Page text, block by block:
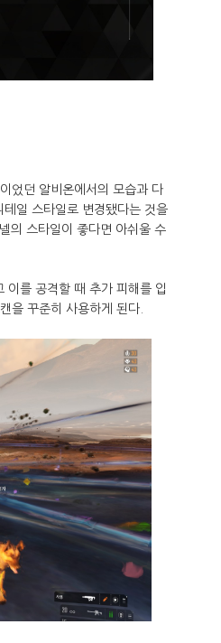
었던 알비온에서의 모습과 다
일 스타일로 변경됐다는 것을
의 스타일이 좋다면 아쉬울 수
이를 공격할 때 추가 피해를 입
을 꾸준히 사용하게 된다.